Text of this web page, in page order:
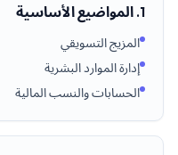
1. المواضيع الأساسية
المزيج التسويقي
إدارة الموارد البشرية
الحسابات والنسب المالية